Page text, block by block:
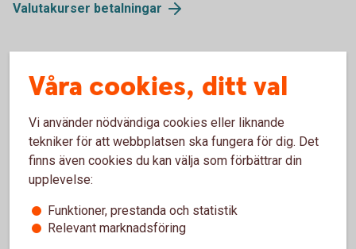
Valutakurser betalningar
Privat – räntor, priser och
kurser
Räntor, kurser och priser för flera av våra tjänster
riktade till privatpersoner.
Räntor, priser och kurser
Våra cookies, ditt val
Vi använder nödvändiga cookies eller liknande
tekniker för att webbplatsen ska fungera för dig. Det
finns även cookies du kan välja som förbättrar din
upplevelse:
Funktioner, prestanda och statistik
Relevant marknadsföring